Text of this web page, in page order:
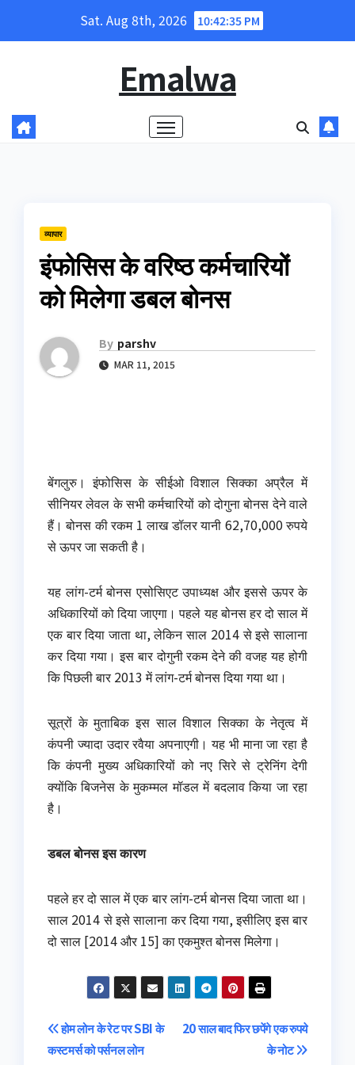
Sat. Aug 8th, 2026 10:42:36 PM
Emalwa
व्यापार
इंफोसिस के वरिष्ठ कर्मचारियों
को मिलेगा डबल बोनस
By parshv
MAR 11, 2015
बेंगलुरु। इंफोसिस के सीईओ विशाल सिक्का अप्रैल में
सीनियर लेवल के सभी कर्मचारियों को दोगुना बोनस देने वाले
हैं। बोनस की रकम 1 लाख डॉलर यानी 62,70,000 रुपये
से ऊपर जा सकती है।
यह लांग-टर्म बोनस एसोसिएट उपाध्यक्ष और इससे ऊपर के
अधिकारियों को दिया जाएगा। पहले यह बोनस हर दो साल में
एक बार दिया जाता था, लेकिन साल 2014 से इसे सालाना
कर दिया गया। इस बार दोगुनी रकम देने की वजह यह होगी
कि पिछली बार 2013 में लांग-टर्म बोनस दिया गया था।
सूत्रों के मुताबिक इस साल विशाल सिक्का के नेतृत्व में
कंपनी ज्यादा उदार रवैया अपनाएगी। यह भी माना जा रहा है
कि कंपनी मुख्य अधिकारियों को नए सिरे से ट्रेनिंग देगी
क्योंकि बिजनेस के मुकम्मल मॉडल में बदलाव किया जा रहा
है।
डबल बोनस इस कारण
पहले हर दो साल में एक बार लांग-टर्म बोनस दिया जाता था।
साल 2014 से इसे सालाना कर दिया गया, इसीलिए इस बार
दो साल [2014 और 15] का एकमुश्त बोनस मिलेगा।
Post
20 साल बाद फिर छपेंगे एक रुपये
के नोट
होम लोन के रेट पर SBI के
कस्टमर्स को पर्सनल लोन